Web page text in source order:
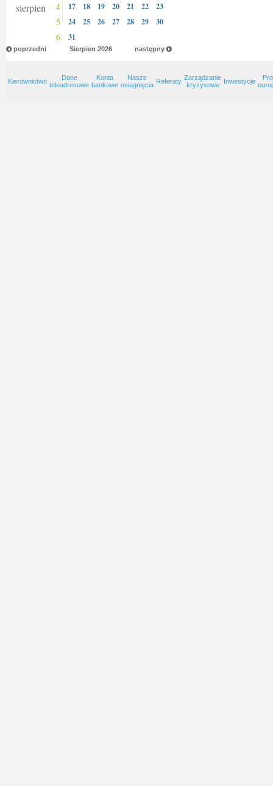
sierpien 4 17 18 19 20 21 22 23
5 24 25 26 27 28 29 30
6 31
poprzedni następny
Sierpien 2026
Kierownictwo
Dane
teleadresowe
Konta
bankowe
Nasze
osiagnięcia Referaty Zarządzanie
kryzysowe
Inwestycje